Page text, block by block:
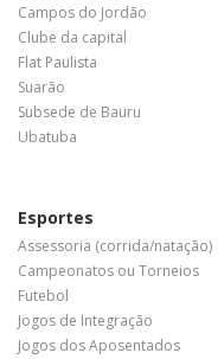
Campos do Jordão
Clube da capital
Flat Paulista
Suarão
Subsede de Bauru
Ubatuba
Esportes
Assessoria (corrida/natação)
Campeonatos ou Torneios
Futebol
Jogos de Integração
Jogos dos Aposentados